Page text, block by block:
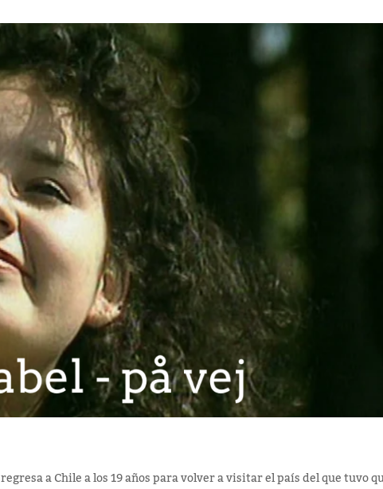
a Chile a los 19 años para volver a visitar el país del que tuvo